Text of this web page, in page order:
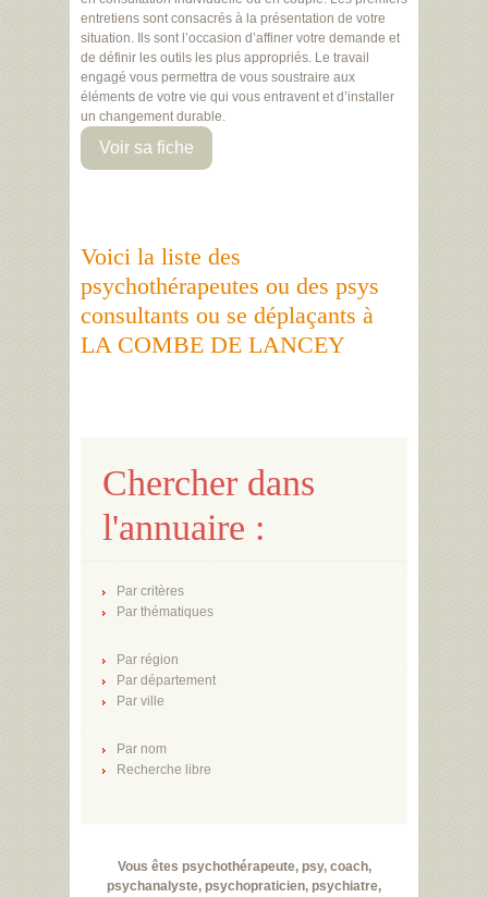
entretiens sont consacrés à la présentation de votre
situation. Ils sont l’occasion d’affiner votre demande et
de définir les outils les plus appropriés. Le travail
engagé vous permettra de vous soustraire aux
éléments de votre vie qui vous entravent et d’installer
un changement durable.
Voir sa fiche
Voici la liste des
psychothérapeutes ou des psys
consultants ou se déplaçants à
LA COMBE DE LANCEY
Chercher dans
l'annuaire :
Par critères
Par thématiques
Par région
Par département
Par ville
Par nom
Recherche libre
Vous êtes psychothérapeute, psy, coach,
psychanalyste, psychopraticien, psychiatre,